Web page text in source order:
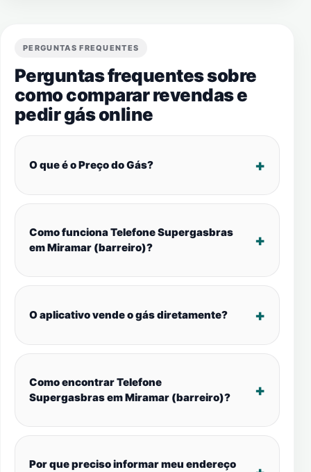
PERGUNTAS FREQUENTES
Perguntas frequentes sobre
como comparar revendas e
pedir gás online
O que é o Preço do Gás?
Como funciona Telefone Supergasbras
em Miramar (barreiro)?
O aplicativo vende o gás diretamente?
Como encontrar Telefone
Supergasbras em Miramar (barreiro)?
Por que preciso informar meu endereço